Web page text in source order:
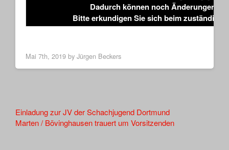
Dadurch können noch Änderungen
Bitte erkundigen Sie sich beim
Mai 7th, 2019 by Jürgen Beckers
Other
Articles
Einladung zur JV der Schachjugend Dortmund
Marten / Bövinghausen trauert um Vorsitzenden